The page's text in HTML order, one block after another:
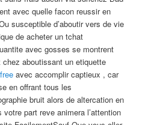
avec quelle facon reussir en
susceptible d’aboutir vers de vie
de acheter un tchat
avec gosses se montrent
aboutissant un etiquette
avec accomplir captieux , car
en offrant tous les
bruit alors de altercation en
part reve animera l’attention